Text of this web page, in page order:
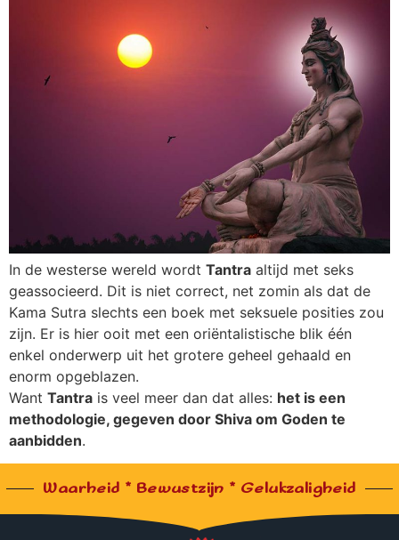
In de westerse wereld wordt Tantra altijd met seks
geassocieerd. Dit is niet correct, net zomin als dat de
Kama Sutra slechts een boek met seksuele posities zou
zijn. Er is hier ooit met een oriëntalistische blik één
enkel onderwerp uit het grotere geheel gehaald en
enorm opgeblazen.
Want Tantra is veel meer dan dat alles: het is een
methodologie, gegeven door Shiva om Goden te
aanbidden.
Waarheid * Bewustzijn * Gelukzaligheid